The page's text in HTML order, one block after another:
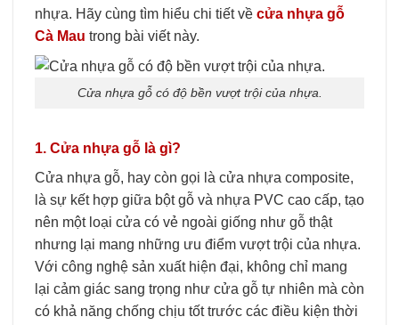
nhựa. Hãy cùng tìm hiểu chi tiết về cửa nhựa gỗ
Cà Mau trong bài viết này.
Cửa nhựa gỗ có độ bền vượt trội của nhựa.
1. Cửa nhựa gỗ là gì?
Cửa nhựa gỗ, hay còn gọi là cửa nhựa composite,
là sự kết hợp giữa bột gỗ và nhựa PVC cao cấp, tạo
nên một loại cửa có vẻ ngoài giống như gỗ thật
nhưng lại mang những ưu điểm vượt trội của nhựa.
Với công nghệ sản xuất hiện đại, không chỉ mang
lại cảm giác sang trọng như cửa gỗ tự nhiên mà còn
có khả năng chống chịu tốt trước các điều kiện thời